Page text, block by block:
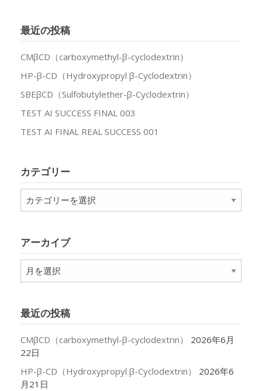
最近の投稿
CMβCD（carboxymethyl-β-cyclodextrin）
HP-β-CD（Hydroxypropyl β-Cyclodextrin）
SBEβCD（Sulfobutylether-β-Cyclodextrin）
TEST AI SUCCESS FINAL 003
TEST AI FINAL REAL SUCCESS 001
カテゴリー
テ
ー
アーカイブ
ア
ー
ブ
最近の投稿
CMβCD（carboxymethyl-β-cyclodextrin）
2026年6月
22日
HP-β-CD（Hydroxypropyl β-Cyclodextrin）
2026年6
月21日